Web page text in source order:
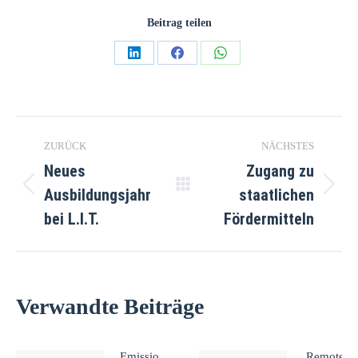
Beitrag teilen
ZURÜCK
Neues
Ausbildungsjahr
bei L.I.T.
NÄCHSTES
Zugang zu
staatlichen
Fördermitteln
Verwandte Beiträge